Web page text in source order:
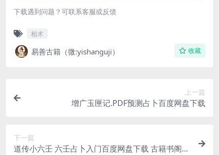
下载遇到问题？可联系客服或反馈
相术
易善古籍（微:yishanguji） 收藏
上一篇
增广玉匣记.PDF预测占卜百度网盘下载
下一篇
道传小六壬 六壬占卜入门百度网盘下载 古籍书阁